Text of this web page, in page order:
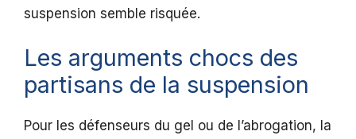
suspension semble risquée.
Les arguments chocs des
partisans de la suspension
Pour les défenseurs du gel ou de l’abrogation, la